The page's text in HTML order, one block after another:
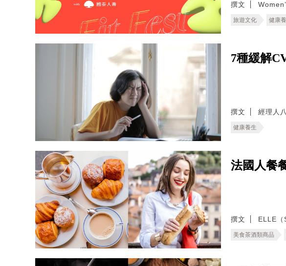
撰文
旅遊文化 健康
7種緩解
撰文 經理人
健康養生
法國人餐
撰文 ELLE（
美食茶酒類商品